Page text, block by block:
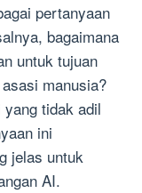
pertanyaan
bagaimana
untuk tujuan
manusia?
tidak adil
ini
jelas untuk
AI.